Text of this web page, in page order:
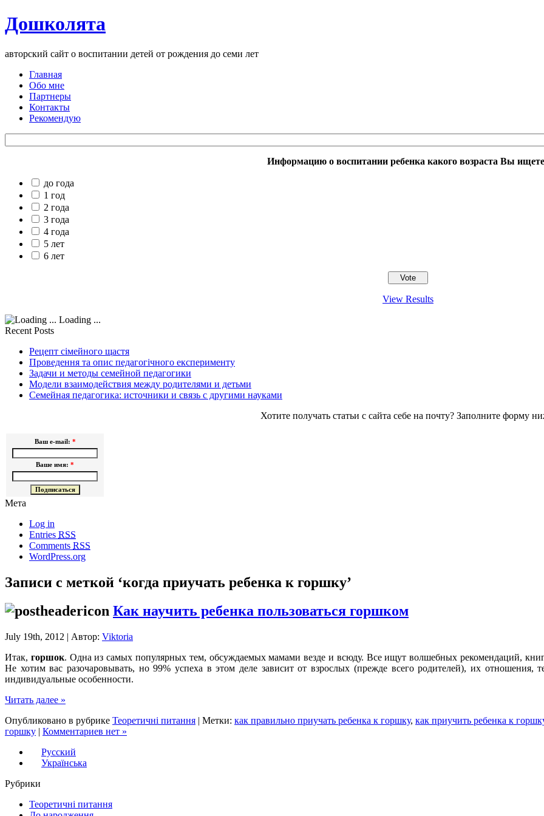
Дошколята
авторский сайт о воспитании детей от рождения до семи лет
Главная
Обо мне
Партнеры
Контакты
Рекомендую
Информацию о воспитании ребенка какого возраста Вы
до года
1 год
2 года
3 года
4 года
5 лет
6 лет
View Results
Loading ...
Recent Posts
Рецепт сімейного щастя
Проведення та опис педагогічного експерименту
Задачи и методы семейной педагогики
Модели взаимодействия между родителями и детьми
Семейная педагогика: источники и связь с другими науками
Хотите получать статьи с сайта себе на почту? Заполните форму
Ваш e-mail: *
Ваше имя: *
Мета
Log in
Entries RSS
Comments RSS
WordPress.org
Записи с меткой ‘когда приучать ребенка к горшку’
Как научить ребенка пользоваться горшком
July 19th, 2012 | Автор: Viktoria
Итак, горшок. Одна из самых популярных тем, обсуждаемых мамами везде и всюду. Все ищут волшебных рекомендаций,
Не хотим вас разочаровывать, но 99% успеха в этом деле зависит от взрослых (прежде всего родителей), их отношения,
индивидуальные особенности.
Читать далее »
Опубликовано в рубрике Теоретичні питання | Метки: как правильно приучать ребенка к горшку, как приучить ребенка к
горшку | Комментариев нет »
Русский
Українська
Рубрики
Теоретичні питання